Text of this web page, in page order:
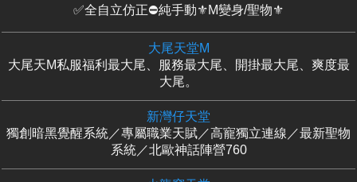
✅全自立仿正⛔純手動⚜️M變身/聖物⚜️
大尾天堂M
大尾天M私服福利最大尾、服務最大尾、開掛最大尾、爽度最
大尾。
新灣仔天堂
獨創暗黑覺醒系統／專屬職業天賦／高寵獨立連線／最新聖物
系統／北歐神話陣營760